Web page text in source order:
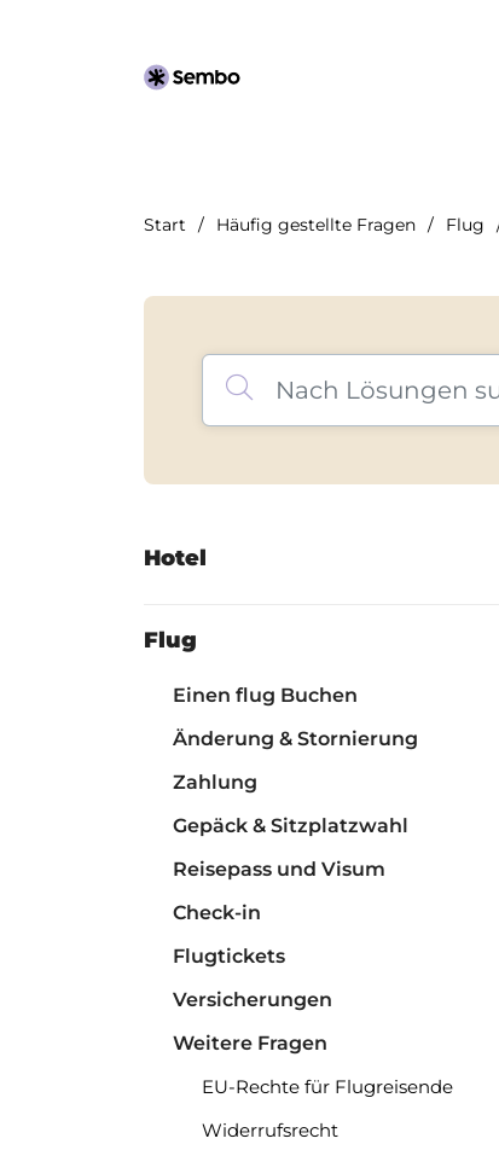
Start Häufig gestellte Fragen Flug
Hotel
Flug
Einen flug Buchen
Änderung & Stornierung
Zahlung
Gepäck & Sitzplatzwahl
Reisepass und Visum
Check-in
Flugtickets
Versicherungen
Weitere Fragen
EU-Rechte für Flugreisende
Widerrufsrecht